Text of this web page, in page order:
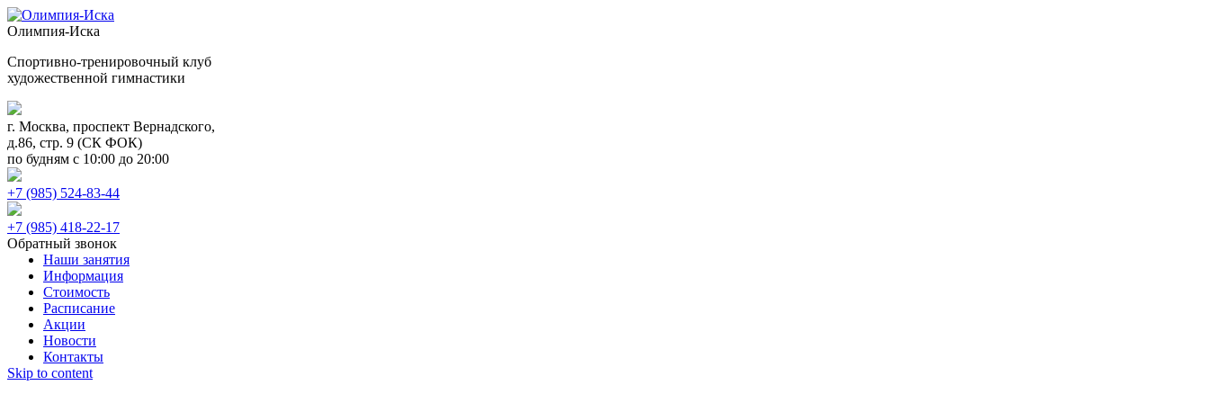
Олимпия-Иска
Спортивно-тренировочный клуб
художественной гимнастики
г. Москва, проспект Вернадского,
д.86, стр. 9 (СК ФОК)
по будням с 10:00 до 20:00
+7 (985) 524-83-44
+7 (985) 418-22-17
Обратный звонок
Наши занятия
Информация
Стоимость
Расписание
Акции
Новости
Контакты
Skip to content